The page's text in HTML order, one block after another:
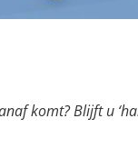
komt? Blijft u